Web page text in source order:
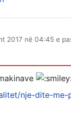
2017 në 04:45 e
nje-dite-